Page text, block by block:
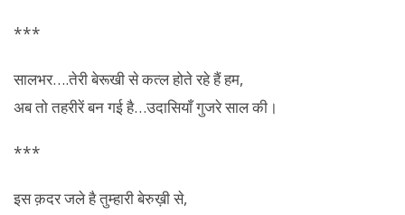
***
सालभर….तेरी बेरूखी से कत्ल होते रहे हैं हम,
अब तो तहरीरें बन गई है…उदासियाँ गुजरे साल की।
***
इस क़दर जले है तुम्हारी बेरुख़ी से,